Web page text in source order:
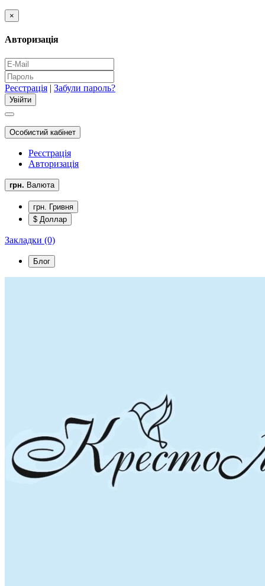
×
Авторизація
Реєстрація | Забули пароль?
Особистий кабінет
Реєстрація
Авторизація
грн. Валюта
грн. Гривня
$ Доллар
Закладки (0)
Блог